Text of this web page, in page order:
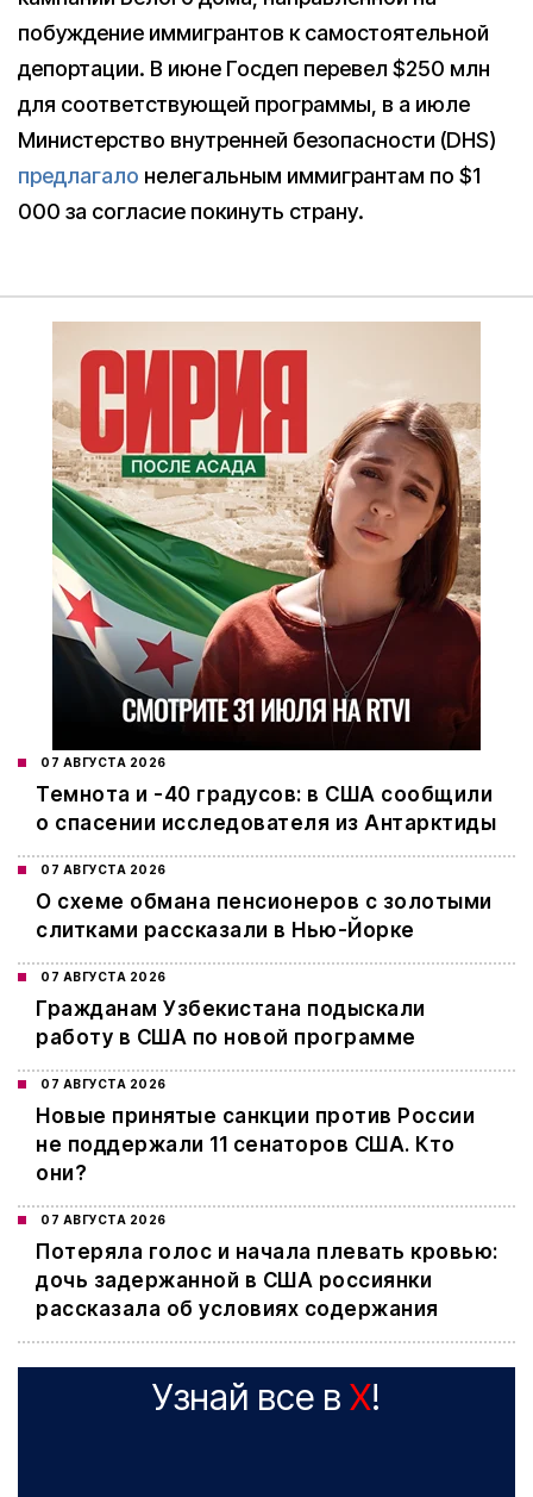
побуждение иммигрантов к самостоятельной
депортации. В июне Госдеп перевел $250 млн
для соответствующей программы, в а июле
Министерство внутренней безопасности (DHS)
предлагало нелегальным иммигрантам по $1
000 за согласие покинуть страну.
07 АВГУСТА 2026
Темнота и -40 градусов: в США сообщили
о спасении исследователя из Антарктиды
07 АВГУСТА 2026
О схеме обмана пенсионеров с золотыми
слитками рассказали в Нью-Йорке
07 АВГУСТА 2026
Гражданам Узбекистана подыскали
работу в США по новой программе
07 АВГУСТА 2026
Новые принятые санкции против России
не поддержали 11 сенаторов США. Кто
они?
07 АВГУСТА 2026
Потеряла голос и начала плевать кровью:
дочь задержанной в США россиянки
рассказала об условиях содержания
Узнай все в X!